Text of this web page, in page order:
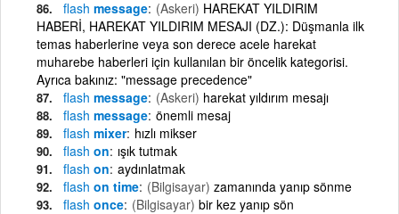
flash message (Askeri) HAREKAT YILDIRIM
HABERİ, HAREKAT YILDIRIM MESAJI (DZ.): Düşmanla ilk
temas haberlerine veya son derece acele harekat
muharebe haberleri için kullanılan bir öncelik kategorisi.
Ayrıca bakınız: "message precedence"
flash message (Askeri) harekat yıldırım mesajı
flash message önemli mesaj
flash mixer hızlı mikser
flash on ışık tutmak
flash on aydınlatmak
flash on time (Bilgisayar) zamanında yanıp sönme
flash once (Bilgisayar) bir kez yanıp sön